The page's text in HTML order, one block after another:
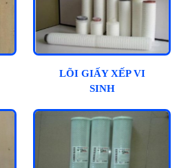
LÕI GIẤY XẾP VI
SINH